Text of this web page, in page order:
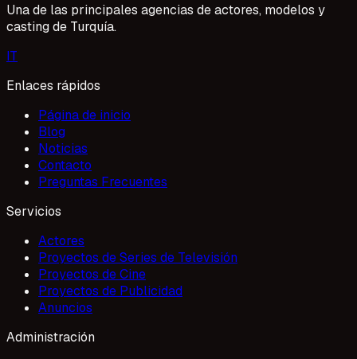
Una de las principales agencias de actores, modelos y
casting de Turquía.
IT
Enlaces rápidos
Página de inicio
Blog
Noticias
Contacto
Preguntas Frecuentes
Servicios
Actores
Proyectos de Series de Televisión
Proyectos de Cine
Proyectos de Publicidad
Anuncios
Administración